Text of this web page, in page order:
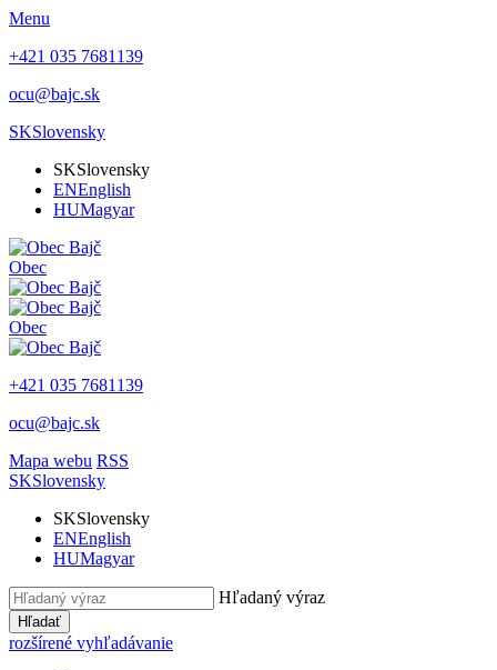
Menu
+421 035 7681139
ocu@bajc.sk
SKSlovensky
SKSlovensky
ENEnglish
HUMagyar
Obec
Obec
+421 035 7681139
ocu@bajc.sk
Mapa webu RSS
SKSlovensky
SKSlovensky
ENEnglish
HUMagyar
Hľadaný výraz
Hľadať
rozšírené vyhľadávanie